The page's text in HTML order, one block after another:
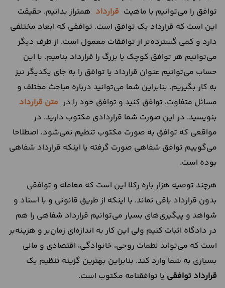
توافق را می‌توانیم با ماهیت قرارداد همتراز بدانیم. حقیقت
این است که قرارداد یک توافق است. توافقی که ابعاد مختلفی
دارد و کمی گسترده‌تر از توافقات معمول است. از طرف دیگر
می‌توانیم هر توافق کوچک یا بزرگ را قرارداد بنامیم. با این
حساب می‌توانیم عنوان قرارداد یا توافق را به جای یکدیگر نیز
به کار بگیریم. بنابراین شما می‌توانید درباره مباحث مختلف و
مسائل متفاوت، توافق کنید و توافق خود را در متن قرارداد
بنویسید. در این صورت شما قراردادی مکتوب دارید. در
مواقعی که توافق به صورت مکتوب تنظیم نمی‌شود، اصطلاحا
می‌گوییم توافق شفاهی صورت گرفته یا اینکه قرارداد شفاهی
بوده است.
هرچند توصیه هزار باره رکلا این است که معامله و توافقی
بدون قرارداد باقی نماند. با اینکه از طریق قانونی و با اسناد و
شواهد و پیگیری‌های بسیار می‌توانیم قرارداد شفاهی را هم
در دادگاه اثبات کنیم ولی این کار به اندازه‌ای زمان‌بر و هزینه‌بر
است که می‌تواند لطمات روحی، خانوادگی، اقتصادی و مالی
بسیاری به شما وارد کند. بنابراین بهترین گزینه تنظیم یک
قرارداد توافقی یا توافقنامه مکتوب است.